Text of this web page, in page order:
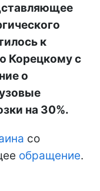
к
Корецкому с
о
на 30%.
со
обращение.